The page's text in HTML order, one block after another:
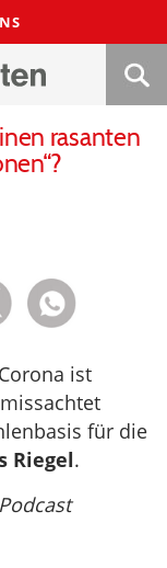
rasanten
ist
für die
Riegel.